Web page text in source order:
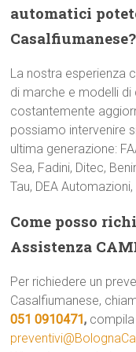
automatici
Casalfiumanese?
La nostra esperienza
di marche e modelli
costantemente
possiamo intervenire
ultima generazione:
Sea, Fadini, Ditec,
Tau, DEA Automazioni,
Come posso
Assistenza
Per richiedere un
Casalfiumanese,
051 0910471, compila